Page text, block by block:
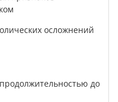
осложнений
до